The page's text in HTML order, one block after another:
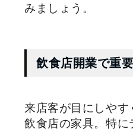
みましょう。
飲食店開業で重
来店客が目にしや
飲食店の家具。特に